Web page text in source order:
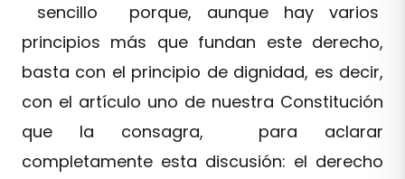
sencillo porque, aunque hay varios
principios más que fundan este derecho,
basta con el principio de dignidad, es decir,
con el artículo uno de nuestra Constitución
que la consagra, para aclarar
completamente esta discusión: el derecho